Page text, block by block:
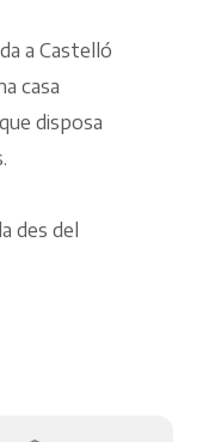
a Castelló
casa
disposa
des del